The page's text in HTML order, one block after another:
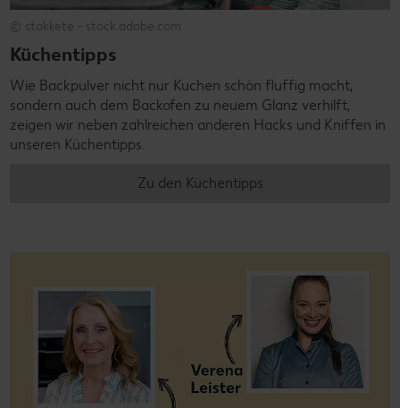
© stokkete - stock.adobe.com
Küchentipps
Wie Backpulver nicht nur Kuchen schön fluffig macht,
sondern auch dem Backofen zu neuem Glanz verhilft,
zeigen wir neben zahlreichen anderen Hacks und Kniffen in
unseren Küchentipps.
Zu den Küchentipps